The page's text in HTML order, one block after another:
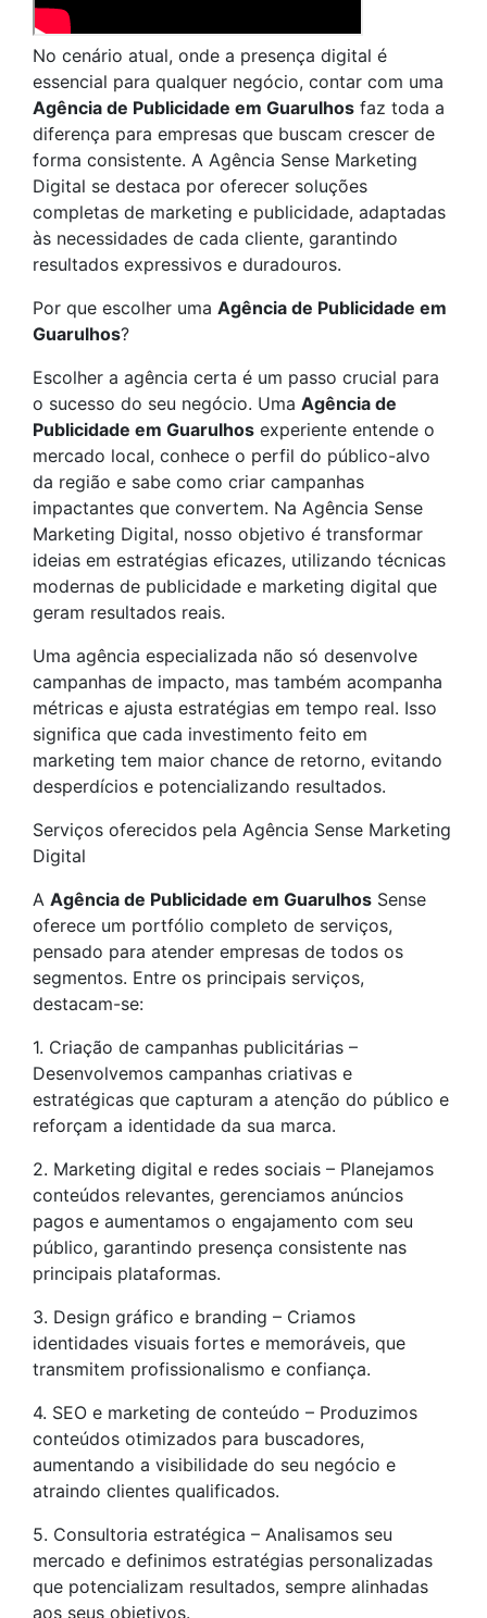
No cenário atual, onde a presença digital é
essencial para qualquer negócio, contar com uma
Agência de Publicidade em Guarulhos faz toda a
diferença para empresas que buscam crescer de
forma consistente. A Agência Sense Marketing
Digital se destaca por oferecer soluções
completas de marketing e publicidade, adaptadas
às necessidades de cada cliente, garantindo
resultados expressivos e duradouros.
Por que escolher uma Agência de Publicidade em
Guarulhos?
Escolher a agência certa é um passo crucial para
o sucesso do seu negócio. Uma Agência de
Publicidade em Guarulhos experiente entende o
mercado local, conhece o perfil do público-alvo
da região e sabe como criar campanhas
impactantes que convertem. Na Agência Sense
Marketing Digital, nosso objetivo é transformar
ideias em estratégias eficazes, utilizando técnicas
modernas de publicidade e marketing digital que
geram resultados reais.
Uma agência especializada não só desenvolve
campanhas de impacto, mas também acompanha
métricas e ajusta estratégias em tempo real. Isso
significa que cada investimento feito em
marketing tem maior chance de retorno, evitando
desperdícios e potencializando resultados.
Serviços oferecidos pela Agência Sense Marketing
Digital
A Agência de Publicidade em Guarulhos Sense
oferece um portfólio completo de serviços,
pensado para atender empresas de todos os
segmentos. Entre os principais serviços,
destacam-se:
1. Criação de campanhas publicitárias –
Desenvolvemos campanhas criativas e
estratégicas que capturam a atenção do público e
reforçam a identidade da sua marca.
2. Marketing digital e redes sociais – Planejamos
conteúdos relevantes, gerenciamos anúncios
pagos e aumentamos o engajamento com seu
público, garantindo presença consistente nas
principais plataformas.
3. Design gráfico e branding – Criamos
identidades visuais fortes e memoráveis, que
transmitem profissionalismo e confiança.
4. SEO e marketing de conteúdo – Produzimos
conteúdos otimizados para buscadores,
aumentando a visibilidade do seu negócio e
atraindo clientes qualificados.
5. Consultoria estratégica – Analisamos seu
mercado e definimos estratégias personalizadas
que potencializam resultados, sempre alinhadas
aos seus objetivos.